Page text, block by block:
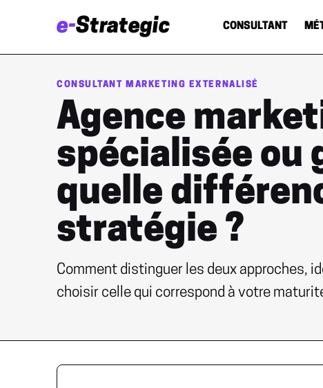
e-Strategic CONSULTANT
CONSULTANT MARKETING EXTERNALISÉ
Agence
spécialisée ou
quelle
stratégie ?
Comment distinguer les deux approches,
choisir celle qui correspond à votre